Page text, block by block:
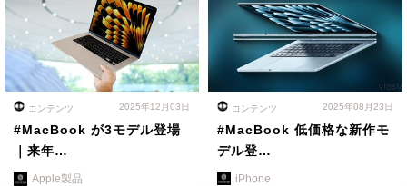
コンテンツ 2025年12月03日
#MacBook が3モデル登場
｜来年…
Apple製品
コンテンツ 2025年08月23日
#MacBook 低価格な新作モ
デル登…
iPhone